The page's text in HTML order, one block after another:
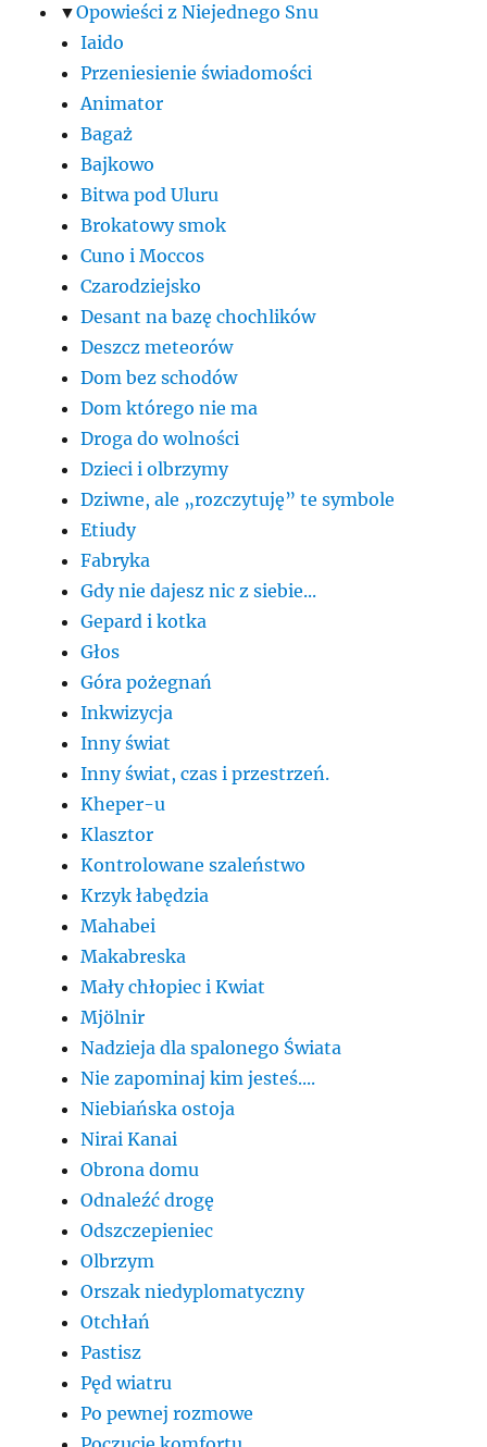
▼Opowieści z Niejednego Snu
Iaido
Przeniesienie świadomości
Animator
Bagaż
Bajkowo
Bitwa pod Uluru
Brokatowy smok
Cuno i Moccos
Czarodziejsko
Desant na bazę chochlików
Deszcz meteorów
Dom bez schodów
Dom którego nie ma
Droga do wolności
Dzieci i olbrzymy
Dziwne, ale „rozczytuję” te symbole
Etiudy
Fabryka
Gdy nie dajesz nic z siebie...
Gepard i kotka
Głos
Góra pożegnań
Inkwizycja
Inny świat
Inny świat, czas i przestrzeń.
Kheper-u
Klasztor
Kontrolowane szaleństwo
Krzyk łabędzia
Mahabei
Makabreska
Mały chłopiec i Kwiat
Mjölnir
Nadzieja dla spalonego Świata
Nie zapominaj kim jesteś....
Niebiańska ostoja
Nirai Kanai
Obrona domu
Odnaleźć drogę
Odszczepieniec
Olbrzym
Orszak niedyplomatyczny
Otchłań
Pastisz
Pęd wiatru
Po pewnej rozmowe